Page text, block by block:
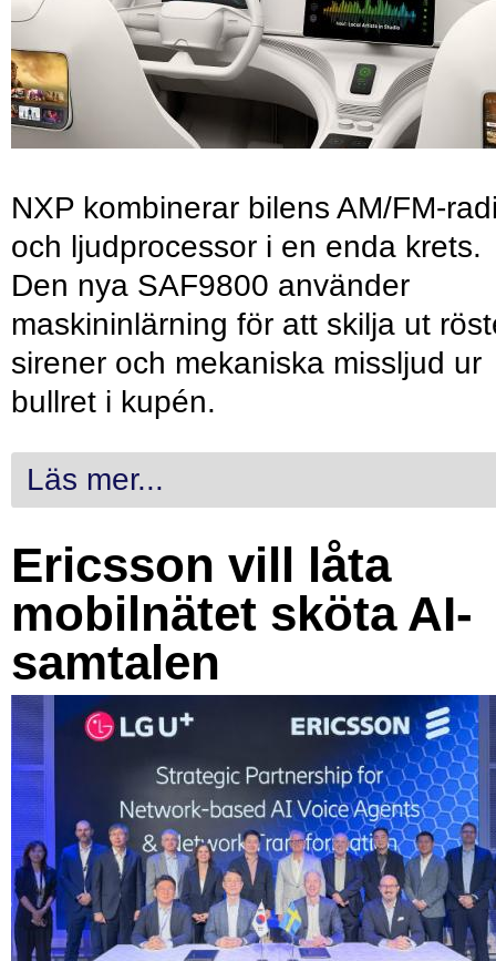
NXP kombinerar bilens AM/FM-
och ljudprocessor i en enda krets.
Den nya SAF9800 använder
maskininlärning för att skilja ut
sirener och mekaniska missljud ur
bullret i kupén.
Läs mer...
Ericsson vill låta
mobilnätet sköta AI-
samtalen